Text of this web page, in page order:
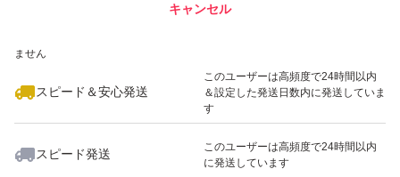
ません
スピード＆安心発送
このユーザーは高頻度で24時間以内
＆設定した発送日数内に発送していま
す
スピード発送
このユーザーは高頻度で24時間以内
に発送しています
キャンセル
いいね！
1,900